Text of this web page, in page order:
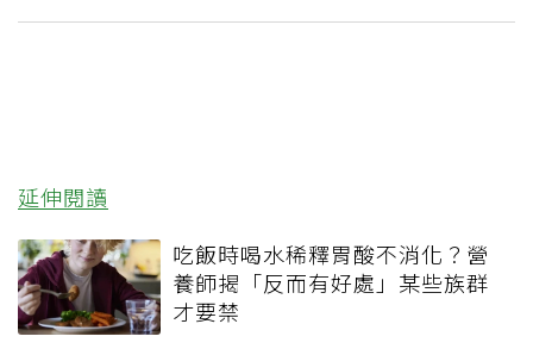
延伸閱讀
吃飯時喝水稀釋胃酸不消化？營
養師揭「反而有好處」某些族群
才要禁